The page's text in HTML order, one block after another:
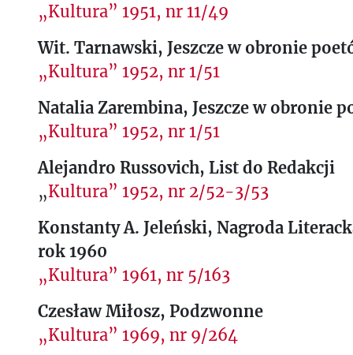
„Kultura” 1951, nr 11/49
Wit. Tarnawski, Jeszcze w obronie
„Kultura” 1952, nr 1/51
Natalia Zarembina, Jeszcze w obronie
„Kultura” 1952, nr 1/51
Alejandro Russovich, List do Redakcji
„Kultura” 1952, nr 2/52-3/53
Konstanty A. Jeleński, Nagroda
rok 1960
„Kultura” 1961, nr 5/163
Czesław Miłosz, Podzwonne
„Kultura” 1969, nr 9/264